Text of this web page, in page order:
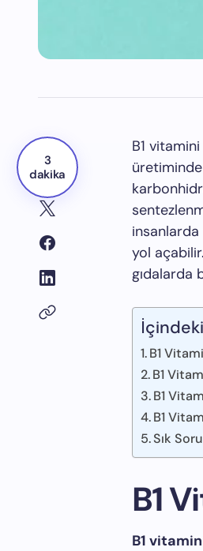
3
dakika
B1
insanlarda
yol
gıdalarda
B1
B1
B1
B1
Sık
B1
B1